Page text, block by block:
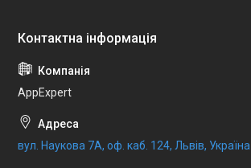
AppExpert
вул. Наукова 7А, оф. каб. 124, Львів, Україна